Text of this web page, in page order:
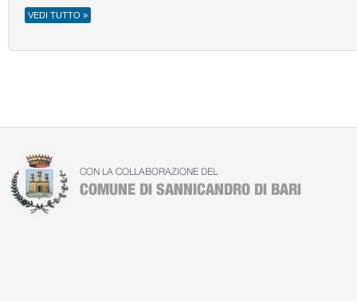
VEDI TUTTO »